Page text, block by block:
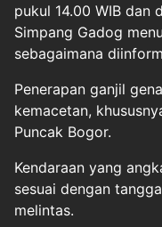
pukul 14.00 WIB dan
Simpang Gadog
sebagaimana
Penerapan ganjil
kemacetan,
Puncak Bogor.
Kendaraan yang
sesuai dengan
melintas.